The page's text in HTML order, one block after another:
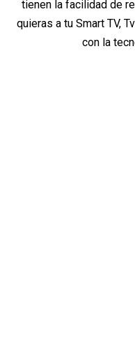
tienen la facilidad de
quieras a tu Smart TV,
con la